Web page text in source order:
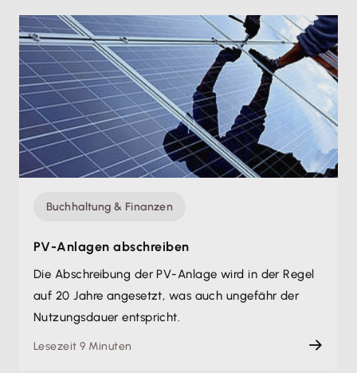
Buchhaltung & Finanzen
PV-Anlagen abschreiben
Die Abschreibung der PV-Anlage wird in der Regel
auf 20 Jahre angesetzt, was auch ungefähr der
Nutzungsdauer entspricht.
Lesezeit 9 Minuten